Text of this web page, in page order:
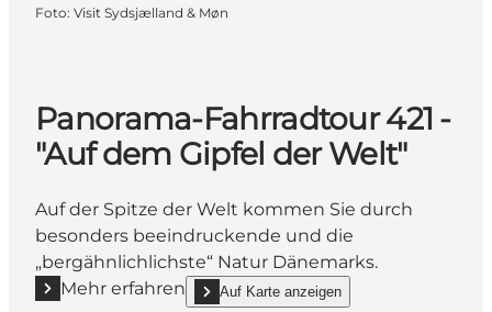
Foto: Visit Sydsjælland & Møn
Panorama-Fahrradtour 421 -
"Auf dem Gipfel der Welt"
Auf der Spitze der Welt kommen Sie durch
besonders beeindruckende und die
„bergähnlichlichste“ Natur Dänemarks.
Mehr erfahren
Mehr erfahren "Panorama-Fahrradtour 421 - "Auf
Auf Karte anzeigen
show Panorama-Fahrradtour 421 - "Auf dem